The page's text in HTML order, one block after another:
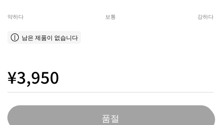
약하다 보통 강하다
남은 제품이 없습니다
¥3,950
품절